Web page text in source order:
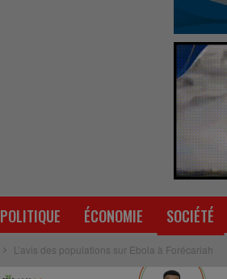
POLITIQUE ÉCONOMIE SOCIÉTÉ
L’avis des populations sur Ebola à Forécariah